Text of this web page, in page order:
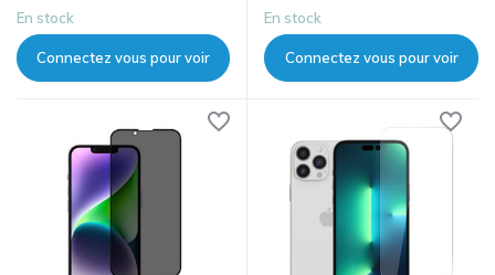
En stock
Connectez vous pour voir
En stock
Connectez vous pour voir